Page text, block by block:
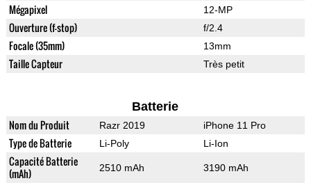
Mégapixel 12-MP
Ouverture (f-stop) f/2.4
Focale (35mm) 13mm
Taille Capteur Très petit
Batterie
Nom du Produit Razr 2019 iPhone 11 Pro
Type de Batterie Li-Poly Li-Ion
Capacité Batterie
(mAh)
2510 mAh 3190 mAh